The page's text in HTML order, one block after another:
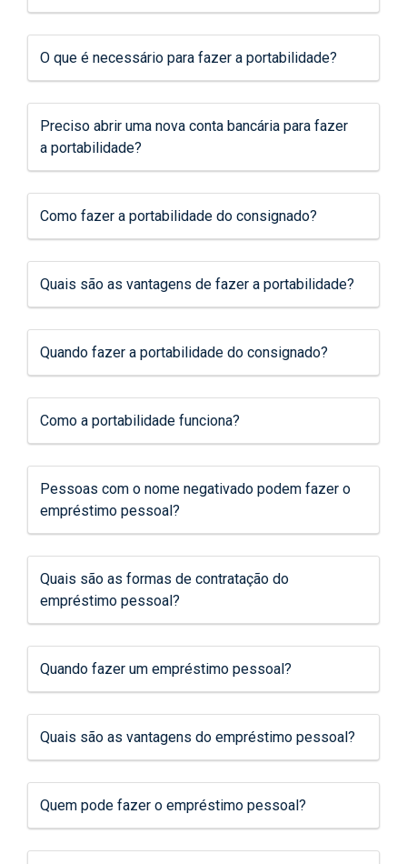
O que é necessário para fazer a portabilidade?
Preciso abrir uma nova conta bancária para fazer
a portabilidade?
Como fazer a portabilidade do consignado?
Quais são as vantagens de fazer a portabilidade?
Quando fazer a portabilidade do consignado?
Como a portabilidade funciona?
Pessoas com o nome negativado podem fazer o
empréstimo pessoal?
Quais são as formas de contratação do
empréstimo pessoal?
Quando fazer um empréstimo pessoal?
Quais são as vantagens do empréstimo pessoal?
Quem pode fazer o empréstimo pessoal?